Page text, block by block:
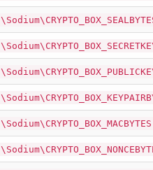
\Sodium\CRYPTO_BOX_MACBYTES